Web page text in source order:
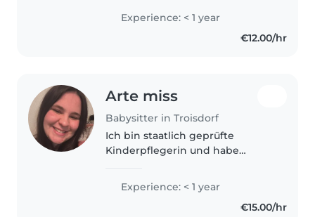
Experience: < 1 year
€12.00/hr
Arte miss
Babysitter in Troisdorf
Ich bin staatlich geprüfte
Kinderpflegerin und habe
in verschiedenen
Kindertagesstätten sowie in der
U3-Betreuung gesammelt.
Experience: < 1 year
€15.00/hr